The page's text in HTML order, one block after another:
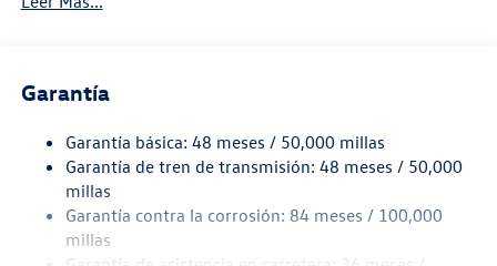
Garantía
Garantía básica: 48 meses / 50,000 millas
Garantía de tren de transmisión: 48 meses / 50,000
millas
Garantía contra la corrosión: 84 meses / 100,000
millas